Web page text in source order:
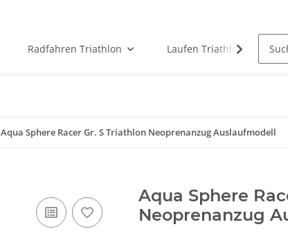
Radfahren Triathlon Laufen Triathlon
Aqua Sphere Racer Gr. S Triathlon Neoprenanzug Auslaufmodell
Aqua Sphere
Neoprenanzug